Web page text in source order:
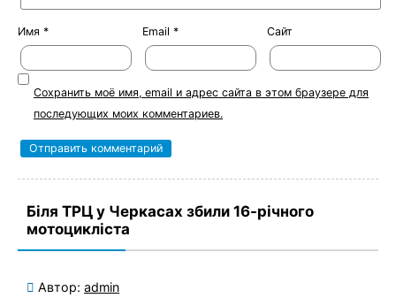
Имя * Email * Сайт
Сохранить моё имя, email и адрес сайта в этом браузере для
последующих моих комментариев.
Біля ТРЦ у Черкасах збили 16-річного
мотоцикліста
Автор: admin